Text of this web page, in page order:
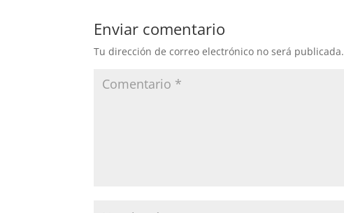
Enviar comentario
Tu dirección de correo electrónico no será publicada.